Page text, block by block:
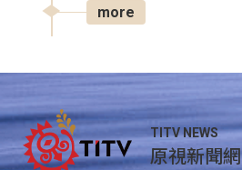
more
TITV NEWS
原視新聞網